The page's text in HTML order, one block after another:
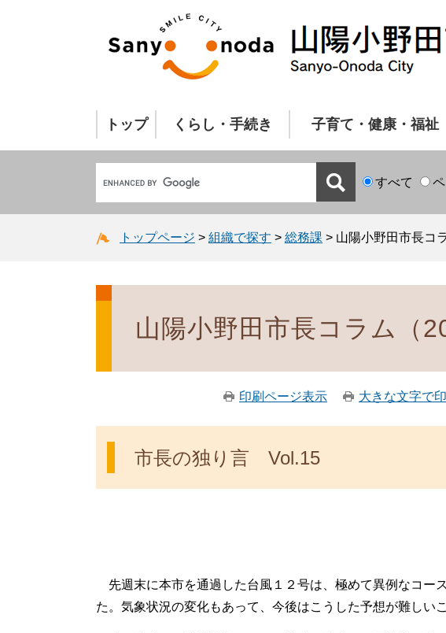
トップ くらし・手続き 子育て・健康・福祉
すべて
トップページ > 組織で探す > 総務課 > 山陽小野田市長コ
山陽小野田市長コラム（
印刷ページ表示 大きな文字で
市長の独り言 Vol.15
先週末に本市を通過した台風１２号は、極めて異例なコー
た。気象状況の変化もあって、今後はこうした予想が難しい